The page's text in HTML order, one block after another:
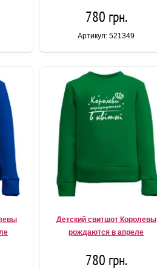
780 грн.
Артикул: 521349
Детский свитшот Королевы
рождаются в апреле
780 грн.